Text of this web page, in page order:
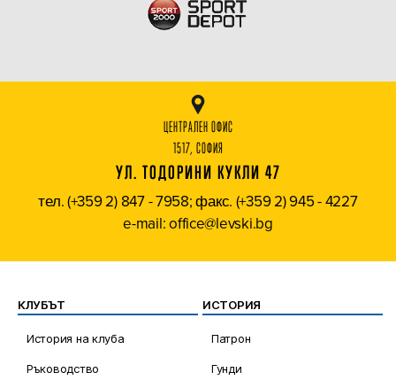
ЦЕНТРАЛЕН ОФИС
1517, СОФИЯ
УЛ. ТОДОРИНИ КУКЛИ 47
тел. (+359 2) 847 - 7958; факс. (+359 2) 945 - 4227
e-mail: office@levski.bg
КЛУБЪТ
История на клуба
Ръководство
ИСТОРИЯ
Патрон
Гунди